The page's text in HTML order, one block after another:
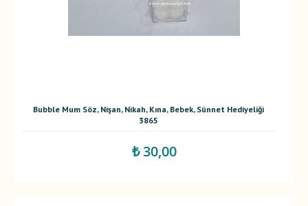
Bubble Mum Söz, Nişan, Nikah, Kına, Bebek, Sünnet Hediyeliği
3865
₺ 30,00